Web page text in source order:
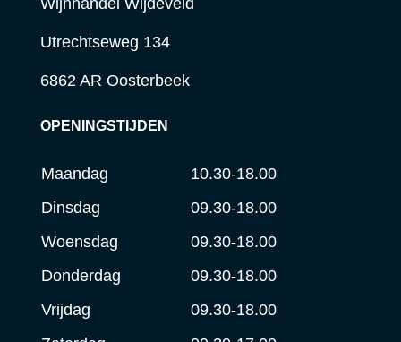
Wijnhandel Wijdeveld
Utrechtseweg 134
6862 AR Oosterbeek
OPENINGSTIJDEN
Maandag
10.30-18.00
Dinsdag
09.30-18.00
Woensdag
09.30-18.00
Donderdag
09.30-18.00
Vrijdag
09.30-18.00